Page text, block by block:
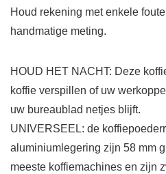
Houd rekening met enkele
handmatige meting.
HOUD HET NACHT: Deze
koffie verspillen of uw
uw bureaublad netjes blijft.
UNIVERSEEL: de
aluminiumlegering zijn 58 mm
meeste koffiemachines en zijn